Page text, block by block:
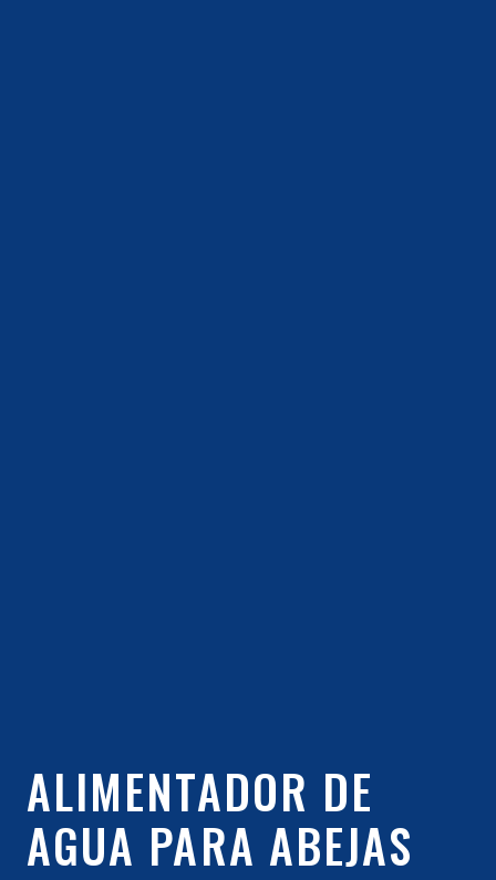
ALIMENTADOR DE
AGUA PARA ABEJAS